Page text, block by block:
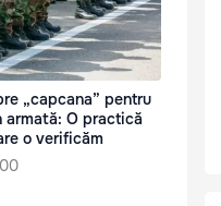
„capcana” pentru
armată: O practică
o verificăm